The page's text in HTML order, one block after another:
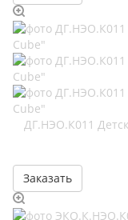
ДГ.НЭО.К011
Заказать